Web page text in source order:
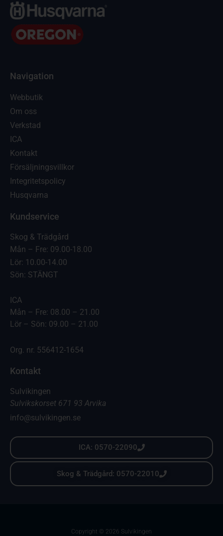
Navigation
Webbutik
Om oss
Verkstad
ICA
Kontakt
Försäljningsvillkor
Integritetspolicy
Husqvarna
Kundservice
Skog & Trädgård
Mån – Fre: 09.00-18.00
Lör: 10.00-14.00
Sön: STÄNGT
ICA
Mån – Fre: 08.00 – 21.00
Lör – Sön: 09.00 – 21.00
Org. nr. 556412-1654
Kontakt
Sulvikingen
Sulvikskorset 671 93 Arvika
info@sulvikingen.se
ICA: 0570-22090
Skog & Trädgård: 0570-22010
Copyright © 2026 Sulvikingen